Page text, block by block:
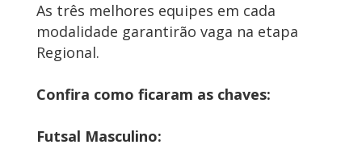
As três melhores equipes em cada
modalidade garantirão vaga na etapa
Regional.
Confira como ficaram as chaves:
Futsal Masculino: